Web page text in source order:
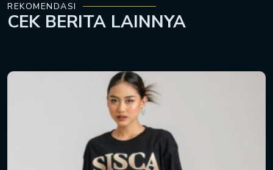
REKOMENDASI
CEK BERITA LAINNYA